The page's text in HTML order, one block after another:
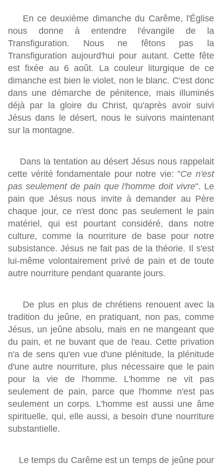
En ce deuxième dimanche du Carême, l'Église
nous donne à entendre l'évangile de la
Transfiguration. Nous ne fêtons pas la
Transfiguration aujourd'hui pour autant. Cette fête
est fixée au 6 août. La couleur liturgique de ce
dimanche est bien le violet, non le blanc. C'est donc
dans une démarche de pénitence, mais illuminés
déjà par la gloire du Christ, qu'après avoir suivi
Jésus dans le désert, nous le suivons maintenant
sur la montagne.
Dans la tentation au désert Jésus nous rappelait
cette vérité fondamentale pour notre vie: "Ce n'est
pas seulement de pain que l'homme doit vivre". Le
pain que Jésus nous invite à demander au Père
chaque jour, ce n'est donc pas seulement le pain
matériel, qui est pourtant considéré, dans notre
culture, comme la nourriture de base pour notre
subsistance. Jésus ne fait pas de la théorie. Il s'est
lui-même volontairement privé de pain et de toute
autre nourriture pendant quarante jours.
De plus en plus de chrétiens renouent avec la
tradition du jeûne, en pratiquant, non pas, comme
Jésus, un jeûne absolu, mais en ne mangeant que
du pain, et ne buvant que de l'eau. Cette privation
n'a de sens qu'en vue d'une plénitude, la plénitude
d'une autre nourriture, plus nécessaire que le pain
pour la vie de l'homme. L'homme ne vit pas
seulement de pain, parce que l'homme n'est pas
seulement un corps. L'homme est aussi une âme
spirituelle, qui, elle aussi, a besoin d'une nourriture
substantielle.
Le temps du Carême est un temps de jeûne pour